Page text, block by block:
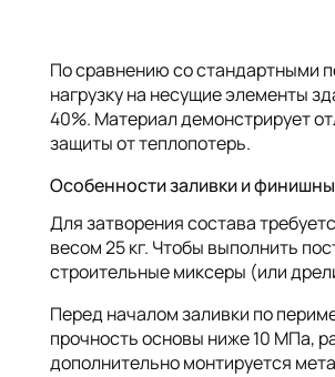
По сравнению со стандартными
нагрузку на несущие элементы
40%. Материал демонстрирует
защиты от теплопотерь.
Особенности заливки и
Для затворения состава
весом 25 кг. Чтобы выполнить
строительные миксеры (или
Перед началом заливки по
прочность основы ниже 10 МПа,
дополнительно монтируется